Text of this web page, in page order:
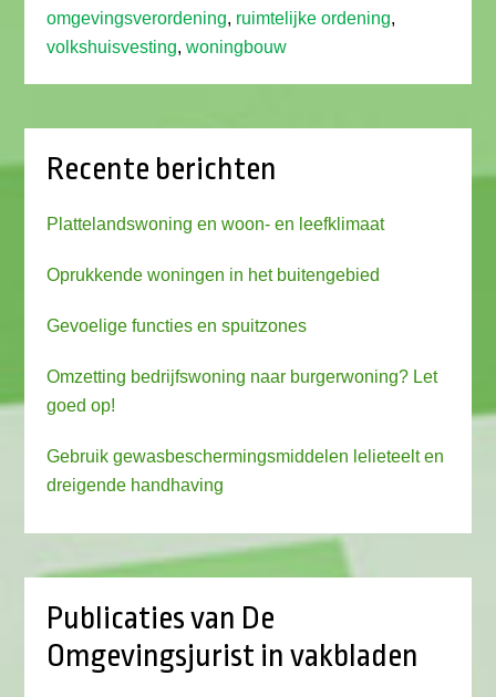
omgevingsverordening, ruimtelijke ordening,
volkshuisvesting,woningbouw
Recente berichten
Plattelandswoning en woon- en leefklimaat
Oprukkende woningen in het buitengebied
Gevoelige functies en spuitzones
Omzetting bedrijfswoning naar burgerwoning? Let
goed op!
Gebruik gewasbeschermingsmiddelen lelieteelt en
dreigende handhaving
Publicaties van De
Omgevingsjurist in vakbladen